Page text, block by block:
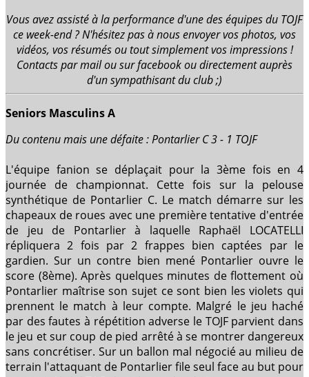
Vous avez assisté à la performance d'une des équipes du TOJF
ce week-end ? N'hésitez pas à nous envoyer vos photos, vos
vidéos, vos résumés ou tout simplement vos impressions !
Contacts par mail ou sur facebook ou directement auprès
d'un sympathisant du club ;)
Seniors Masculins A
Du contenu mais une défaite : Pontarlier C 3 - 1 TOJF
L'équipe fanion se déplaçait pour la 3ème fois en 4
journée de championnat. Cette fois sur la pelouse
synthétique de Pontarlier C. Le match démarre sur les
chapeaux de roues avec une première tentative d'entrée
de jeu de Pontarlier à laquelle Raphaël LOCATELLI
répliquera 2 fois par 2 frappes bien captées par le
gardien. Sur un contre bien mené Pontarlier ouvre le
score (8ème). Après quelques minutes de flottement où
Pontarlier maîtrise son sujet ce sont bien les violets qui
prennent le match à leur compte. Malgré le jeu haché
par des fautes à répétition adverse le TOJF parvient dans
le jeu et sur coup de pied arrêté à se montrer dangereux
sans concrétiser. Sur un ballon mal négocié au milieu de
terrain l'attaquant de Pontarlier file seul face au but pour